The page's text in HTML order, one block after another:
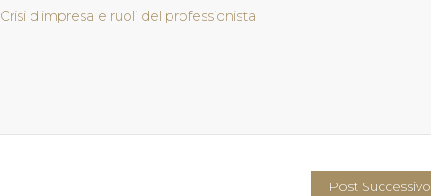
Crisi d’impresa e ruoli del professionista
Post Successivo